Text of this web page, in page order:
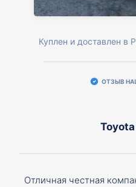
Куплен и доставлен в
ОТЗЫВ
Отличная честная